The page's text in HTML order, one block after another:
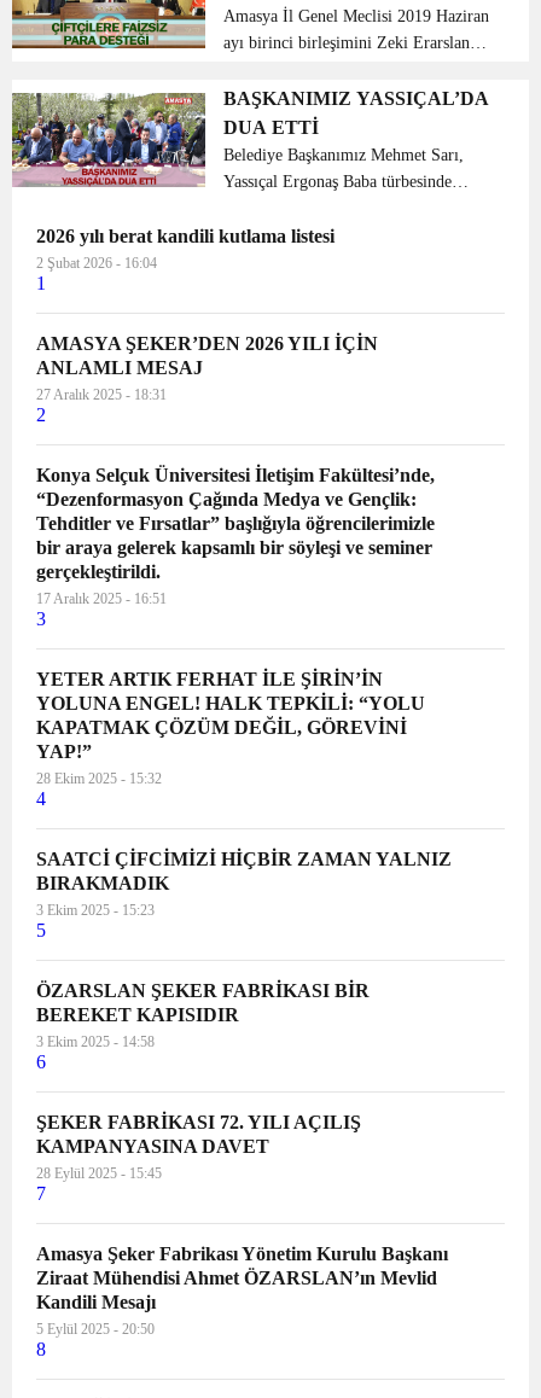
gerçekleştirildi. Toplantıya Ama...
Amasya İl Genel Meclisi 2019 Haziran
ayı birinci birleşimini Zeki Erarslan
Sekreteri A. Faruk Aykutlu, Encümen
Müdürü Muammer Şahin ve İl Genel
Meclis üyelerinin kat...
BAŞKANIMIZ YASSIÇAL’DA
DUA ETTİ
Belediye Başkanımız Mehmet Sarı,
Yassıçal Ergonaş Baba türbesinde
programına katıldı. Merkeze bağlı
2026 yılı berat kandili kutlama listesi
2 Şubat 2026 - 16:04
1
AMASYA ŞEKER’DEN 2026 YILI İÇİN
ANLAMLI MESAJ
27 Aralık 2025 - 18:31
2
Konya Selçuk Üniversitesi İletişim Fakültesi’nde,
“Dezenformasyon Çağında Medya ve Gençlik:
Tehditler ve Fırsatlar” başlığıyla öğrencilerimizle
bir araya gelerek kapsamlı bir söyleşi ve seminer
gerçekleştirildi.
17 Aralık 2025 - 16:51
3
YETER ARTIK FERHAT İLE ŞİRİN’İN
YOLUNA ENGEL! HALK TEPKİLİ: “YOLU
KAPATMAK ÇÖZÜM DEĞİL, GÖREVİNİ
YAP!”
28 Ekim 2025 - 15:32
4
SAATCİ ÇİFCİMİZİ HİÇBİR ZAMAN YALNIZ
BIRAKMADIK
3 Ekim 2025 - 15:23
5
ÖZARSLAN ŞEKER FABRİKASI BİR
BEREKET KAPISIDIR
3 Ekim 2025 - 14:58
6
ŞEKER FABRİKASI 72. YILI AÇILIŞ
KAMPANYASINA DAVET
28 Eylül 2025 - 15:45
7
Amasya Şeker Fabrikası Yönetim Kurulu Başkanı
Ziraat Mühendisi Ahmet ÖZARSLAN’ın Mevlid
Kandili Mesajı
5 Eylül 2025 - 20:50
8